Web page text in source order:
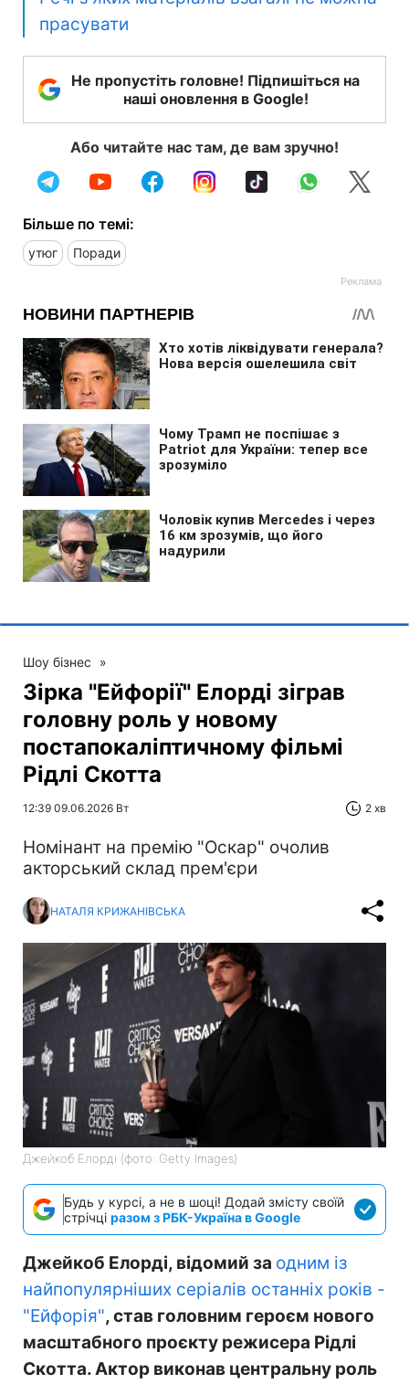
прасувати
Не пропустіть головне! Підпишіться на
наші оновлення в Google!
Або читайте нас там, де вам зручно!
Більше по темі:
утюг Поради
Шоу бізнес »
Зірка "Ейфорії" Елорді зіграв
головну роль у новому
постапокаліптичному фільмі
Рідлі Скотта
12:39 09.06.2026 Вт 2 хв
Номінант на премію "Оскар" очолив
акторський склад прем'єри
НАТАЛЯ КРИЖАНІВСЬКА
Джейкоб Елорді (фото: Getty Images)
Будь у курсі, а не в шоці! Додай змісту своїй
стрічці разом з РБК-Україна в Google
Джейкоб Елорді, відомий за одним із
найпопулярніших серіалів останніх років -
"Ейфорія", став головним героєм нового
масштабного проєкту режисера Рідлі
Скотта. Актор виконав центральну роль